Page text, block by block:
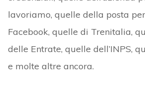
lavoriamo, quelle della posta
Facebook, quelle di Trenitalia,
delle Entrate, quelle dell’INPS,
e molte altre ancora.